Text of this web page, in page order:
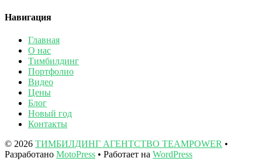
Навигация
Главная
О нас
Тимбилдинг
Портфолио
Видео
Цены
Блог
Новый год
Контакты
© 2026 ТИМБИЛДИНГ АГЕНТСТВО TEAMPOWER •
Разработано MotoPress • Работает на WordPress